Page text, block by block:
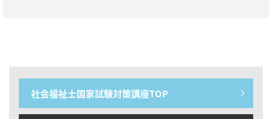
2024/11/07 社会福祉士国家試験
【セール情報】期間限定10％OFF！社会福祉士国家試験｜アウトレ
ットセール
社会福祉士国家試験対策講座TOP